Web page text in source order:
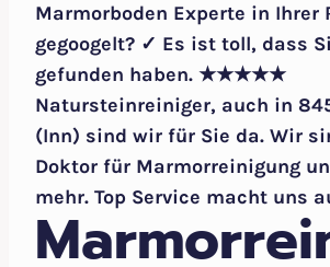
Marmorboden Experte in Ihrer
gegoogelt? ✓ Es ist toll, dass
gefunden haben. ★★★★★
Natursteinreiniger, auch in
(Inn) sind wir für Sie da. Wir
Doktor für Marmorreinigung
mehr. Top Service macht uns